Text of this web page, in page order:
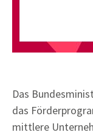
Das
das
mittlere